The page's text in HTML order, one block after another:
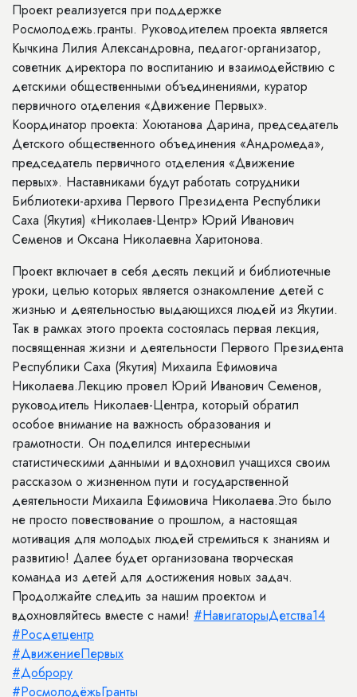
Проект реализуется при поддержке
Росмолодежь.гранты. Руководителем проекта является
Кычкина Лилия Александровна, педагог-организатор,
советник директора по воспитанию и взаимодействию с
детскими общественными объединениями, куратор
первичного отделения «Движение Первых».
Координатор проекта: Хоютанова Дарина, председатель
Детского общественного объединения «Андромеда»,
председатель первичного отделения «Движение
первых». Наставниками будут работать сотрудники
Библиотеки-архива Первого Президента Республики
Саха (Якутия) «Николаев-Центр» Юрий Иванович
Семенов и Оксана Николаевна Харитонова.
Проект включает в себя десять лекций и библиотечные
уроки, целью которых является ознакомление детей с
жизнью и деятельностью выдающихся людей из Якутии.
Так в рамках этого проекта состоялась первая лекция,
посвященная жизни и деятельности Первого Президента
Республики Саха (Якутия) Михаила Ефимовича
Николаева.Лекцию провел Юрий Иванович Семенов,
руководитель Николаев-Центра, который обратил
особое внимание на важность образования и
грамотности. Он поделился интересными
статистическими данными и вдохновил учащихся своим
рассказом о жизненном пути и государственной
деятельности Михаила Ефимовича Николаева.Это было
не просто повествование о прошлом, а настоящая
мотивация для молодых людей стремиться к знаниям и
развитию! Далее будет организована творческая
команда из детей для достижения новых задач.
Продолжайте следить за нашим проектом и
вдохновляйтесь вместе с нами! #НавигаторыДетства14
#Росдетцентр
#ДвижениеПервых
#Доброру
#РосмолодёжьГранты